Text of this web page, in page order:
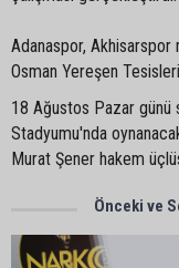
Adanaspor, Akhisarspor
Osman Yereşen
18 Ağustos Pazar
Stadyumu'nda
Murat Şener hakem
Önceki ve